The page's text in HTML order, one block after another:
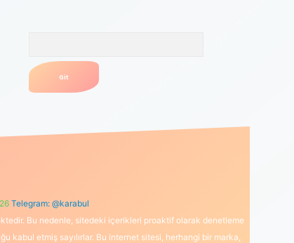
Telegram: @karabul
Bu nedenle, sitedeki içerikleri proaktif olarak denetleme
kabul etmiş sayılırlar. Bu internet sitesi, herhangi bir marka,